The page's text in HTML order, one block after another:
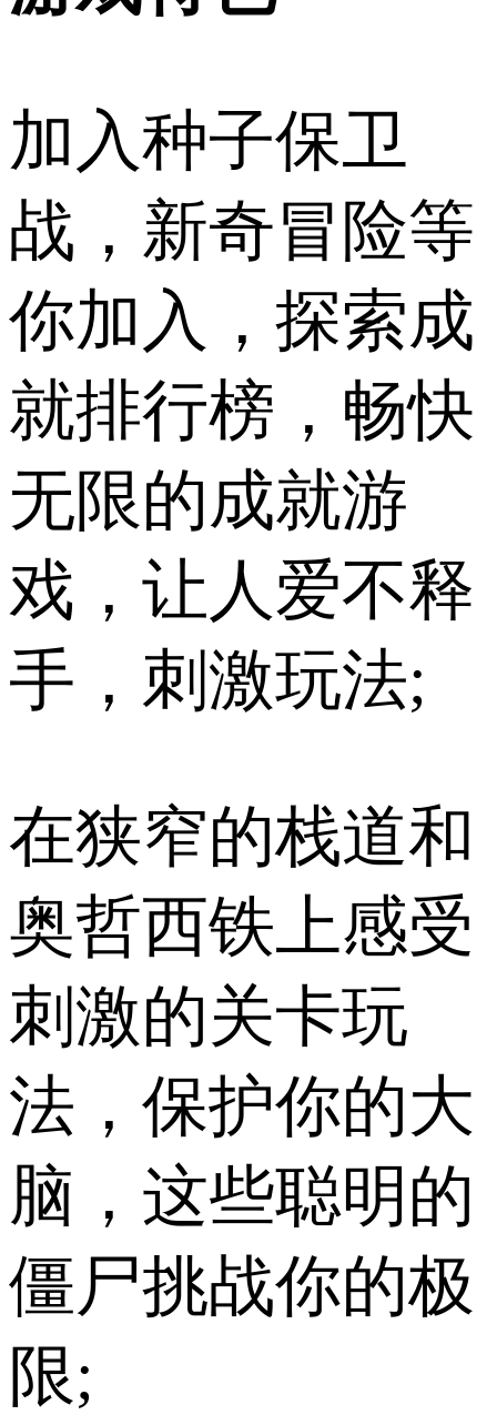
加入种子保卫
战，新奇冒险等
你加入，探索成
就排行榜，畅快
无限的成就游
戏，让人爱不释
手，刺激玩法;
在狭窄的栈道和
奥哲西铁上感受
刺激的关卡玩
法，保护你的大
脑，这些聪明的
僵尸挑战你的极
限;